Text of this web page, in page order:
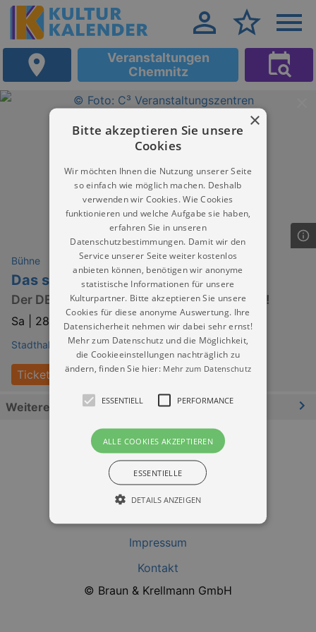
Veranstaltungen
Chemnitz
Bühne
Das singende, klingende Bäumchen
Der DEFA-Märchenklassiker - endlich LIVE!
Sa | 28.11.2026 | 15:00
Stadthalle Chemnitz
Tickets
Weitere Informationen
Impressum
Kontakt
© Braun & Krellmann GmbH
×
Bitte akzeptieren Sie unsere
Cookies
Wir möchten Ihnen die Nutzung unserer Seite
so einfach wie möglich machen. Deshalb
verwenden wir Cookies. Wie Cookies
funktionieren und welche Aufgabe sie haben,
erfahren Sie in unseren
Datenschutzbestimmungen. Damit wir den
Service unserer Seite weiter kostenlos
anbieten können, benötigen wir anonyme
statistische Informationen für unsere
Kulturpartner. Bitte akzeptieren Sie unsere
Cookies für diese anonyme Auswertung. Ihre
Datensicherheit nehmen wir dabei sehr ernst!
Mehr zum Datenschutz und die Möglichkeit,
die Cookieeinstellungen nachträglich zu
ändern, finden Sie hier: Mehr zum Datenschutz
ESSENTIELL PERFORMANCE
ALLE COOKIES AKZEPTIEREN
ESSENTIELLE
DETAILS ANZEIGEN
grundlegenden Funktionen unserer Webseite